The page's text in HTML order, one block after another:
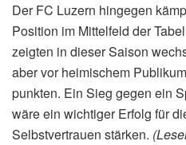
Der FC Luzern hingegen
Position im Mittelfeld der
zeigten in dieser Saison
aber vor heimischem
punkten. Ein Sieg gegen ein
wäre ein wichtiger Erfolg für
Selbstvertrauen stärken.